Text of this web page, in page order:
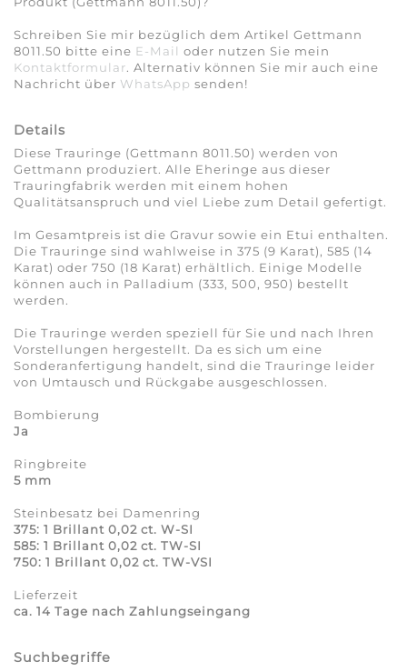
Schreiben Sie mir bezüglich dem Artikel Gettmann
8011.50 bitte eine E-Mail oder nutzen Sie mein
Kontaktformular. Alternativ können Sie mir auch eine
Nachricht über WhatsApp senden!
Details
Diese Trauringe (Gettmann 8011.50) werden von
Gettmann produziert. Alle Eheringe aus dieser
Trauringfabrik werden mit einem hohen
Qualitätsanspruch und viel Liebe zum Detail gefertigt.
Im Gesamtpreis ist die Gravur sowie ein Etui enthalten.
Die Trauringe sind wahlweise in 375 (9 Karat), 585 (14
Karat) oder 750 (18 Karat) erhältlich. Einige Modelle
können auch in Palladium (333, 500, 950) bestellt
werden.
Die Trauringe werden speziell für Sie und nach Ihren
Vorstellungen hergestellt. Da es sich um eine
Sonderanfertigung handelt, sind die Trauringe leider
von Umtausch und Rückgabe ausgeschlossen.
Bombierung
Ja
Ringbreite
5 mm
Steinbesatz bei Damenring
375: 1 Brillant 0,02 ct. W-SI
585: 1 Brillant 0,02 ct. TW-SI
750: 1 Brillant 0,02 ct. TW-VSI
Lieferzeit
ca. 14 Tage nach Zahlungseingang
Suchbegriffe